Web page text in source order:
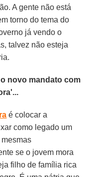
A gente não está
torno do tema do
já vendo o
talvez não esteja
novo mandato com
é colocar a
como legado um
se o jovem mora
filho de família rica